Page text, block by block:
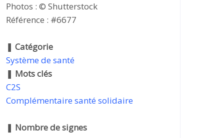
Photos : © Shutterstock
Référence : #6677
❚ Catégorie
Système de santé
❚ Mots clés
C2S
Complémentaire santé solidaire
❚ Nombre de signes